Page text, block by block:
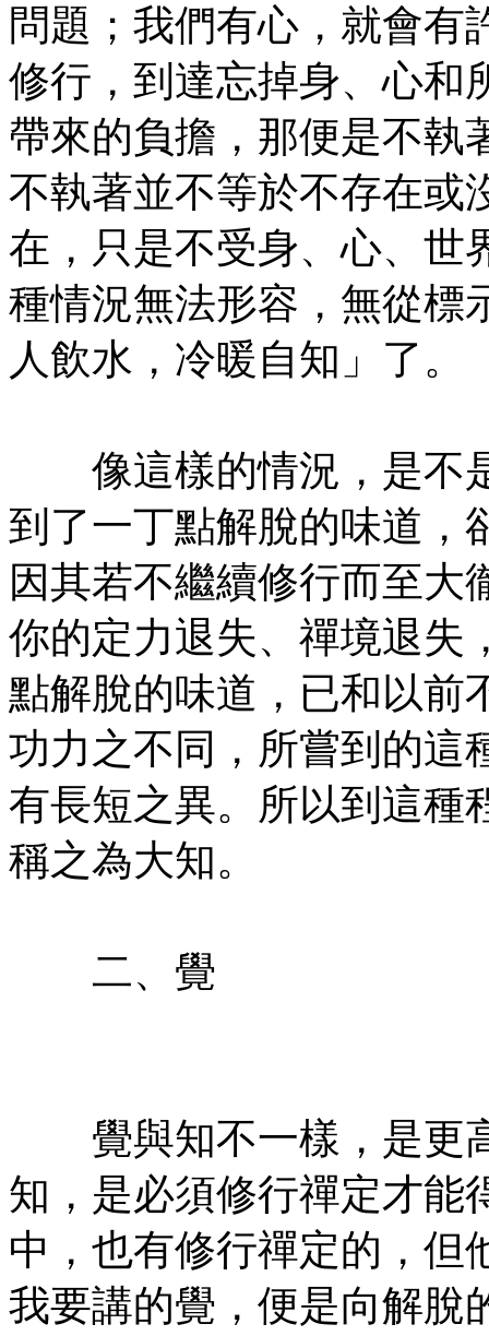
問題；我們有心，就會有
修行，到達忘掉身、心和
帶來的負擔，那便是不執
不執著並不等於不存在或
在，只是不受身、心、世
種情況無法形容，無從標
人飲水，冷暖自知」了。
像這樣的情況，是不
到了一丁點解脫的味道，
因其若不繼續修行而至大
你的定力退失、禪境退失
點解脫的味道，已和以前
功力之不同，所嘗到的這
有長短之異。所以到這種
稱之為大知。
二、覺
覺與知不一樣，是更
知，是必須修行禪定才能
中，也有修行禪定的，但
我要講的覺，便是向解脫